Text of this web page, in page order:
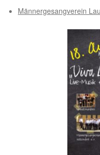
Männergesangverein